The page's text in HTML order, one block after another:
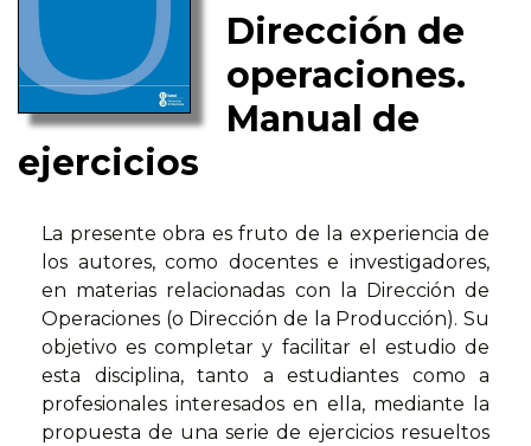
Dirección de
operaciones.
Manual de
ejercicios
La presente obra es fruto de la experiencia de
los autores, como docentes e investigadores,
en materias relacionadas con la Dirección de
Operaciones (o Dirección de la Producción). Su
objetivo es completar y facilitar el estudio de
esta disciplina, tanto a estudiantes como a
profesionales interesados en ella, mediante la
propuesta de una serie de ejercicios resueltos